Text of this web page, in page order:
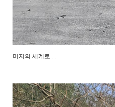
미지의 세계로....